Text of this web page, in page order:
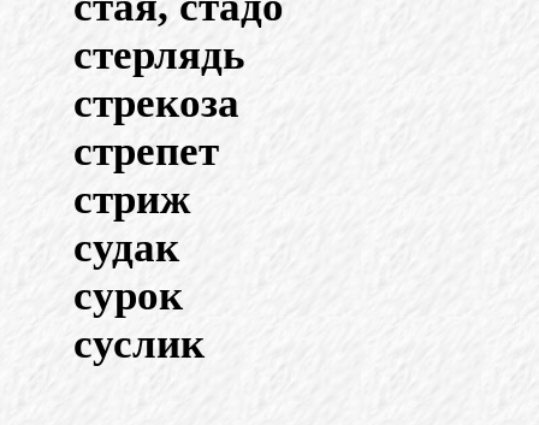
стерлядь
стрекоза
стрепет
стриж
судак
сурок
суслик